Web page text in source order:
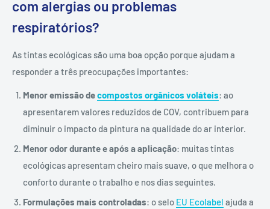
com alergias ou problemas
respiratórios?
As tintas ecológicas são uma boa opção porque ajudam a
responder a três preocupações importantes:
Menor emissão decompostos orgânicos voláteis: ao
apresentarem valores reduzidos de COV, contribuem para
diminuir o impacto da pintura na qualidade do ar interior.
Menor odor durante e após a aplicação: muitas tintas
ecológicas apresentam cheiro mais suave, o que melhora o
conforto durante o trabalho e nos dias seguintes.
Formulações mais controladas: o selo EU Ecolabel ajuda a